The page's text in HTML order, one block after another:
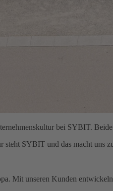
bei SYBIT.
SYBIT und das macht
Mit unseren Kunden